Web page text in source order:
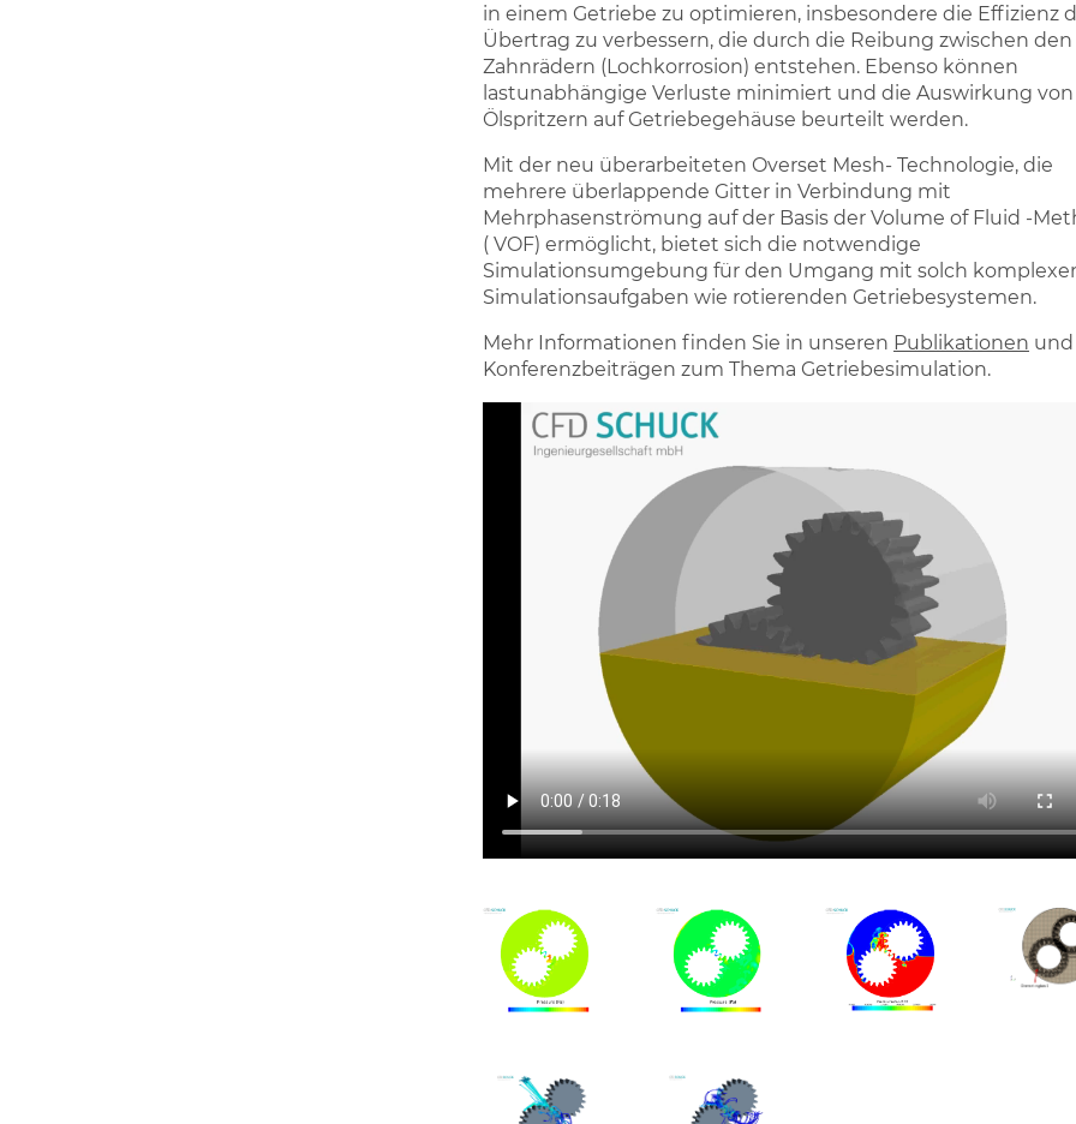
in einem Getriebe zu optimieren, insbesondere die Effizienz
Übertrag zu verbessern, die durch die Reibung zwischen den
Zahnrädern (Lochkorrosion) entstehen. Ebenso können
lastunabhängige Verluste minimiert und die Auswirkung von
Ölspritzern auf Getriebegehäuse beurteilt werden.
Mit der neu überarbeiteten Overset Mesh- Technologie, die
mehrere überlappende Gitter in Verbindung mit
Mehrphasenströmung auf der Basis der Volume of Fluid -
( VOF) ermöglicht, bietet sich die notwendige
Simulationsumgebung für den Umgang mit solch
Simulationsaufgaben wie rotierenden Getriebesystemen.
Mehr Informationen finden Sie in unseren Publikationen und
Konferenzbeiträgen zum Thema Getriebesimulation.